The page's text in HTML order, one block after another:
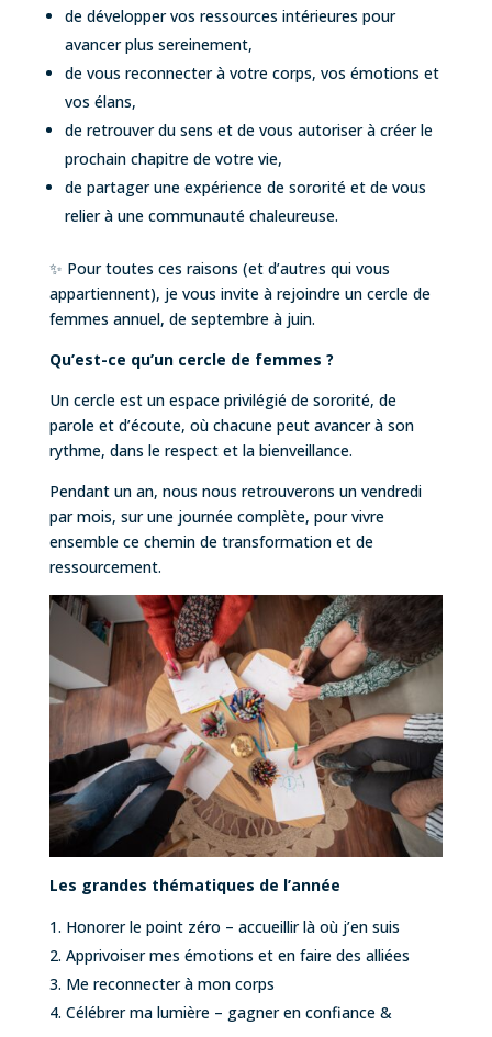
de développer vos ressources intérieures pour
avancer plus sereinement,
de vous reconnecter à votre corps, vos émotions et
vos élans,
de retrouver du sens et de vous autoriser à créer le
prochain chapitre de votre vie,
de partager une expérience de sororité et de vous
relier à une communauté chaleureuse.
✨ Pour toutes ces raisons (et d’autres qui vous
appartiennent), je vous invite à rejoindre un cercle de
femmes annuel, de septembre à juin.
Qu’est-ce qu’un cercle de femmes ?
Un cercle est un espace privilégié de sororité, de
parole et d’écoute, où chacune peut avancer à son
rythme, dans le respect et la bienveillance.
Pendant un an, nous nous retrouverons un vendredi
par mois, sur une journée complète, pour vivre
ensemble ce chemin de transformation et de
ressourcement.
Les grandes thématiques de l’année
Honorer le point zéro – accueillir là où j’en suis
Apprivoiser mes émotions et en faire des alliées
Me reconnecter à mon corps
Célébrer ma lumière – gagner en confiance &